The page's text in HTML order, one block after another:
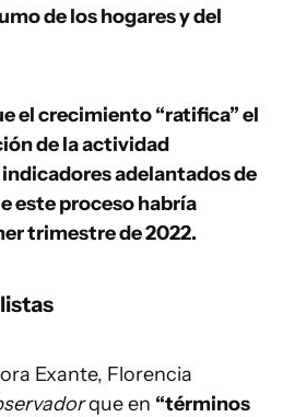
de los hogares y del
el crecimiento “ratifica” el
de la actividad
adelantados de
este proceso habría
trimestre de 2022.
Exante, Florencia
que en “términos